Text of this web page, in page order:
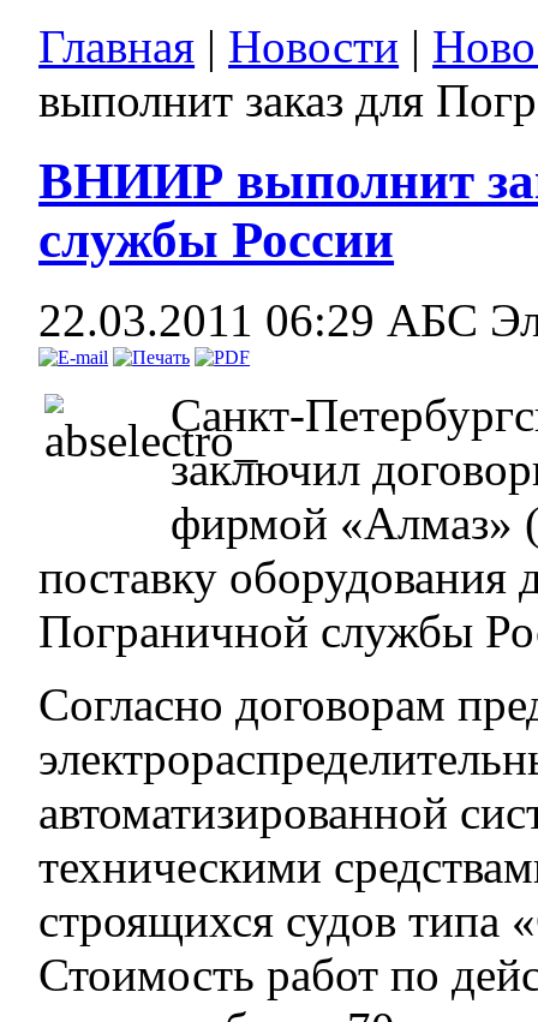
Главная | Новости |
выполнит заказ для
ВНИИР выполнит
службы России
22.03.2011 06:29 АБС
Санкт-
заключил
фирмой «Алмаз»
поставку оборудования
Пограничной службы
Согласно договорам
автоматизированной
техническими
строящихся судов типа
Стоимость работ по